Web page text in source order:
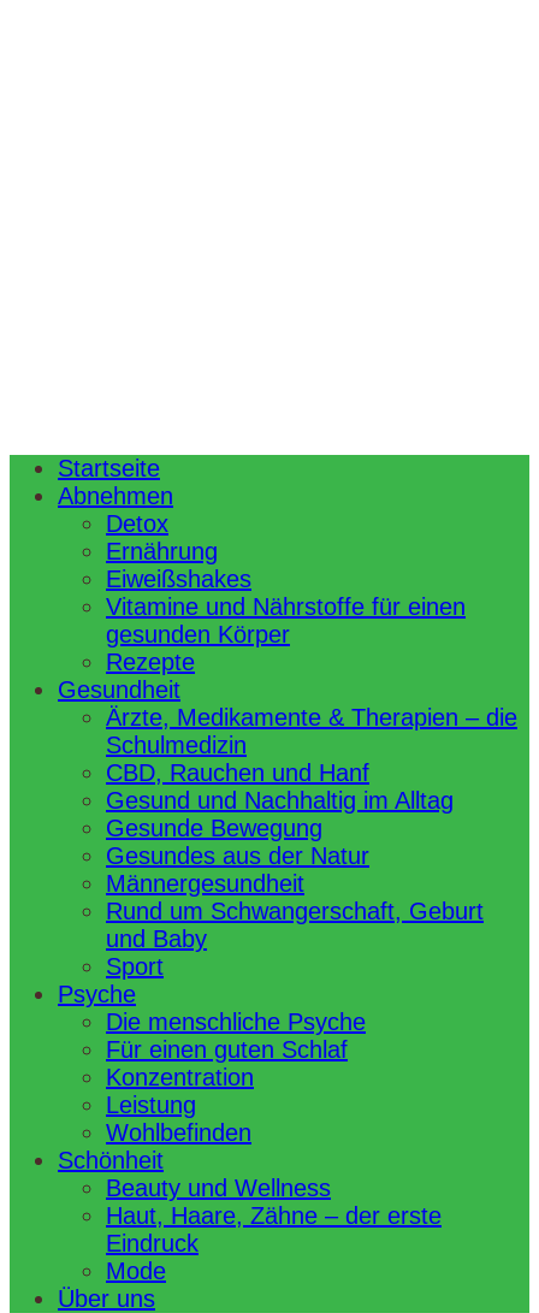
Startseite
Abnehmen
Detox
Ernährung
Eiweißshakes
Vitamine und Nährstoffe für einen
gesunden Körper
Rezepte
Gesundheit
Ärzte, Medikamente & Therapien – die
Schulmedizin
CBD, Rauchen und Hanf
Gesund und Nachhaltig im Alltag
Gesunde Bewegung
Gesundes aus der Natur
Männergesundheit
Rund um Schwangerschaft, Geburt
und Baby
Sport
Psyche
Die menschliche Psyche
Für einen guten Schlaf
Konzentration
Leistung
Wohlbefinden
Schönheit
Beauty und Wellness
Haut, Haare, Zähne – der erste
Eindruck
Mode
Über uns